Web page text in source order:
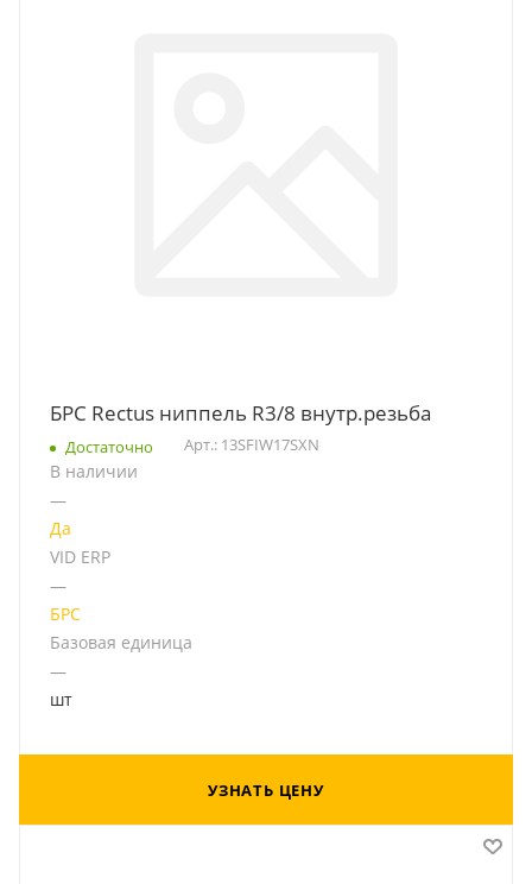
БРС Rectus ниппель R3/8 внутр.резьба
Достаточно Арт.: 13SFIW17SXN
В наличии
—
Да
VID ERP
—
БРС
Базовая единица
—
шт
УЗНАТЬ ЦЕНУ